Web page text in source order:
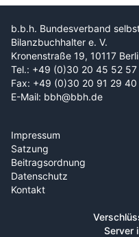
b.b.h. Bundesverband
Bilanzbuchhalter e. V.
Kronenstraße 19, 10117
Tel.: +49 (0)30 20 45 52 57
Fax: +49 (0)30 20 91 29 40
E-Mail: bbh@bbh.de
Impressum
Satzung
Beitragsordnung
Datenschutz
Kontakt
Server